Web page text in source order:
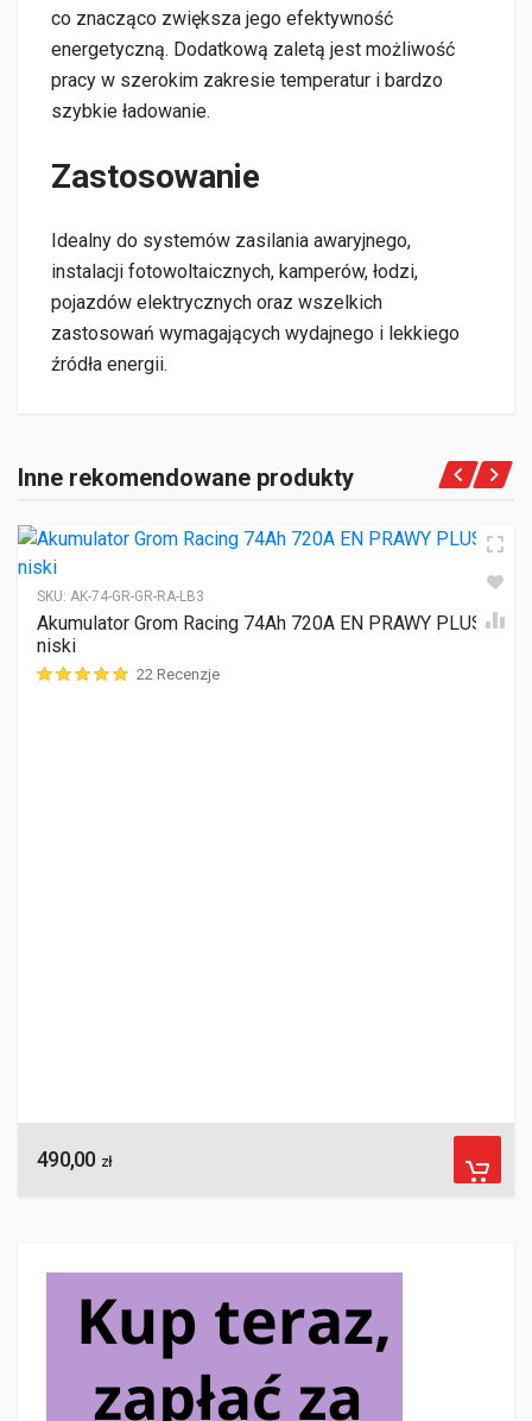
co znacząco zwiększa jego efektywność
energetyczną. Dodatkową zaletą jest możliwość
pracy w szerokim zakresie temperatur i bardzo
szybkie ładowanie.
Zastosowanie
Idealny do systemów zasilania awaryjnego,
instalacji fotowoltaicznych, kamperów, łodzi,
pojazdów elektrycznych oraz wszelkich
zastosowań wymagających wydajnego i lekkiego
źródła energii.
Inne rekomendowane produkty
SKU: AK-74-GR-GR-RA-LB3
Akumulator Grom Racing 74Ah 720A EN PRAWY PLUS
niski
22 Recenzje
490,00 zł